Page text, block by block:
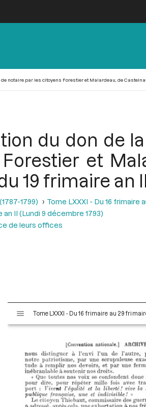
notaire par les citoyens Forestier et Malardeau, de
du don de
et
19 frimaire an
1799)
Tome LXXXI - Du 16 frimaire
an II (Lundi 9 décembre 1793)
de leurs offices
s
Tome LXXXI - Du 16 frimaire au 29